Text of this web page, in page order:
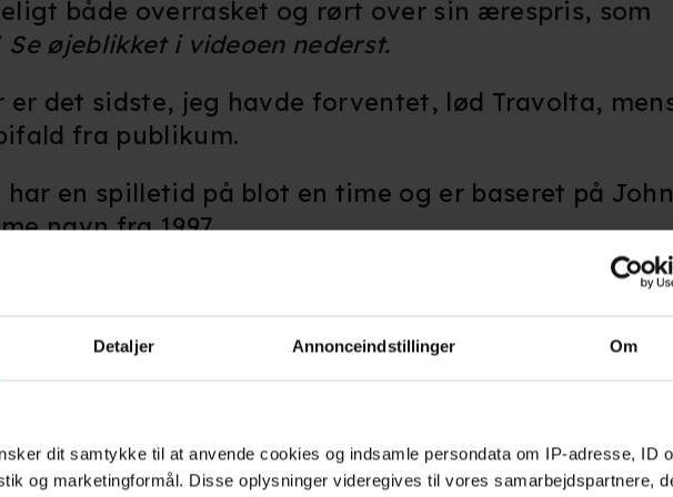
Detaljer Annonceindstillinger Om
dit samtykke til at anvende cookies og indsamle persondata om IP-adresse, ID
og marketingformål. Disse oplysninger videregives til vores samarbejdspartnere,
både overrasket og rørt over sin ærespris, som
Se øjeblikket i videoen nederst.
det sidste, jeg havde forventet, lød Travolta,
fra publikum.
har en spilletid på blot en time og er baseret på John
navn fra 1997.
gyldne æra, hvor en ung flyenturiast og hans mor
over USA mod Hollywood.
personlige film nogensinde" og har udover
på rollelisten.
i Cannes har tidligere budt på